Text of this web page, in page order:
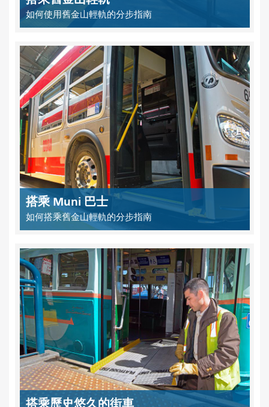
如何使用舊金山輕軌的分步指南
搭乘 Muni 巴士
如何搭乘舊金山輕軌的分步指南
搭乘歷史悠久的街車